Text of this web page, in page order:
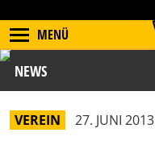
MENÜ
NEWS
VEREIN 27. JUNI